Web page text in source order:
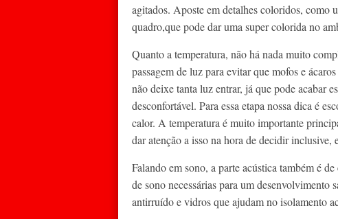
agitados. Aposte em detalhes coloridos, como
quadro,que pode dar uma super colorida no
Quanto a temperatura, não há nada muito
passagem de luz para evitar que mofos e
não deixe tanta luz entrar, já que pode acabar
desconfortável. Para essa etapa nossa dica é
calor. A temperatura é muito importante
dar atenção a isso na hora de decidir inclusive,
Falando em sono, a parte acústica também é
de sono necessárias para um desenvolvimento
antirruído e vidros que ajudam no isolamento